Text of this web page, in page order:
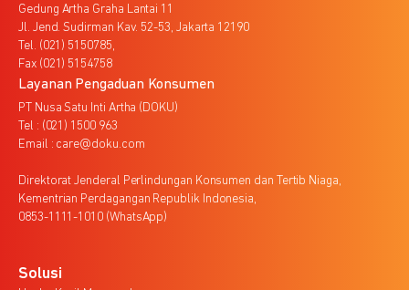
Gedung Artha Graha Lantai 11
Jl. Jend. Sudirman Kav. 52-53, Jakarta 12190
Tel. (021) 5150785,
Fax (021) 5154758
Layanan Pengaduan Konsumen
PT Nusa Satu Inti Artha (DOKU)
Tel : (021) 1500 963
Email : care@doku.com
Direktorat Jenderal Perlindungan Konsumen dan Tertib Niaga,
Kementrian Perdagangan Republik Indonesia,
0853-1111-1010 (WhatsApp)
Solusi